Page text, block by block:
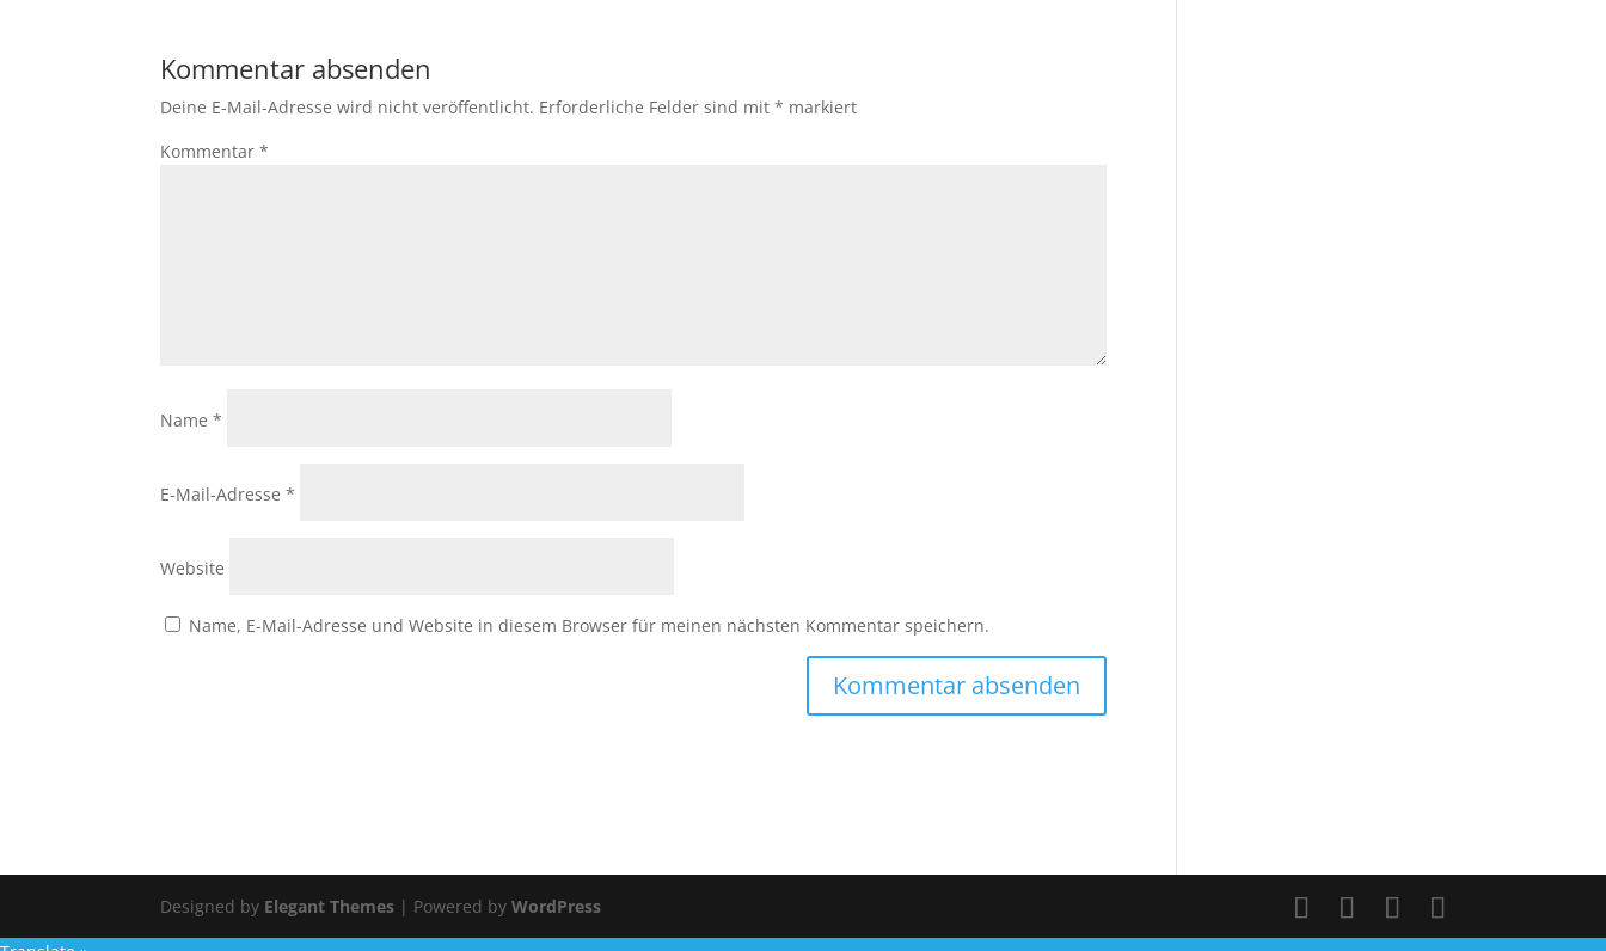
Kommentar absenden
Deine E-Mail-Adresse wird nicht veröffentlicht. Erforderliche Felder sind mit* markiert
Kommentar*
Name*
E-Mail-Adresse*
Website
Name, E-Mail-Adresse und Website in diesem Browser für meinen nächsten Kommentar speichern.
Designed by Elegant Themes | Powered byWordPress